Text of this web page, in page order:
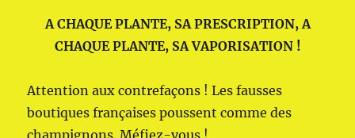
A CHAQUE PLANTE, SA PRESCRIPTION, A
CHAQUE PLANTE, SA VAPORISATION !
Attention aux contrefaçons ! Les fausses
boutiques françaises poussent comme des
champignons. Méfiez-vous !